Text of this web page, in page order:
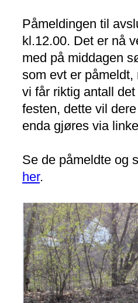
Påmeldingen til
kl.12.00. Det er nå
med på middagen
som evt er
vi får riktig antall
festen, dette vil
enda gjøres via
Se de påmeldte og
her.